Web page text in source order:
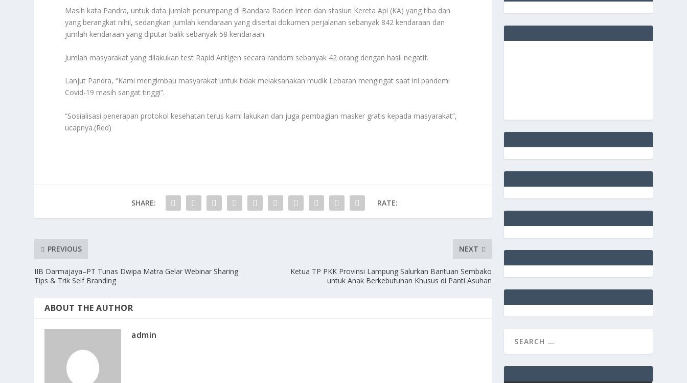
Masih kata Pandra, untuk data jumlah penumpang di Bandara Raden Inten dan stasiun Kereta Api (KA) yang tiba dan
yang berangkat nihil, sedangkan jumlah kendaraan yang disertai dokumen perjalanan sebanyak 842 kendaraan dan
jumlah kendaraan yang diputar balik sebanyak 58 kendaraan.
Jumlah masyarakat yang dilakukan test Rapid Antigen secara random sebanyak 42 orang dengan hasil negatif.
Lanjut Pandra, “Kami mengimbau masyarakat untuk tidak melaksanakan mudik Lebaran mengingat saat ini pandemi
Covid-19 masih sangat tinggi”.
“Sosialisasi penerapan protokol kesehatan terus kami lakukan dan juga pembagian masker gratis kepada masyarakat”,
ucapnya.(Red)
SHARE: RATE:
PREVIOUS
IIB Darmajaya–PT Tunas Dwipa Matra Gelar Webinar Sharing
Tips & Trik Self Branding
NEXT
Ketua TP PKK Provinsi Lampung Salurkan Bantuan Sembako
untuk Anak Berkebutuhan Khusus di Panti Asuhan
ABOUT THE AUTHOR
admin